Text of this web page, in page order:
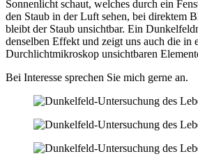
Sonnenlicht schaut, welches durch ein
den Staub in der Luft sehen, bei direktem
bleibt der Staub unsichtbar. Ein
denselben Effekt und zeigt uns auch die in
Durchlichtmikroskop unsichtbaren
Bei Interesse sprechen Sie mich gerne an.